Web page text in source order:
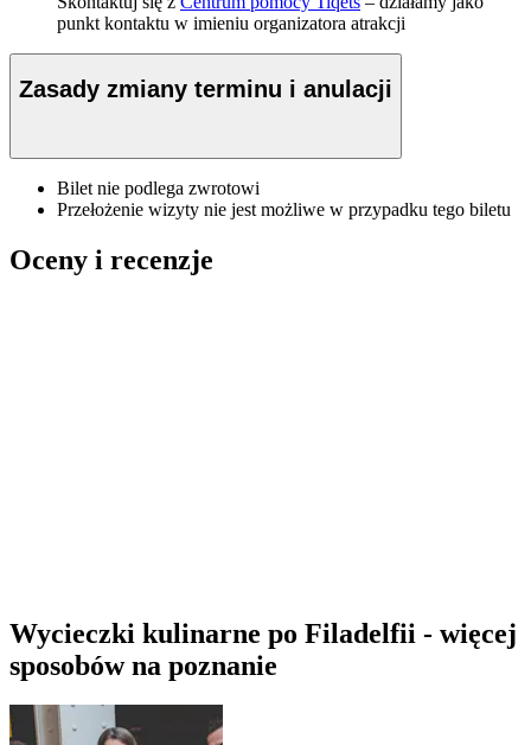
punkt kontaktu w imieniu organizatora atrakcji
Zasady zmiany terminu i anulacji
Bilet nie podlega zwrotowi
Przełożenie wizyty nie jest możliwe w przypadku tego biletu
Oceny i recenzje
Wycieczki kulinarne po Filadelfii - więcej
sposobów na poznanie